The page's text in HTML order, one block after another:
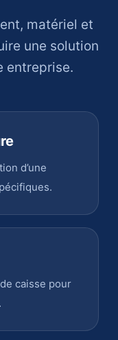
matériel et
une solution
entreprise.
d’une
caisse pour